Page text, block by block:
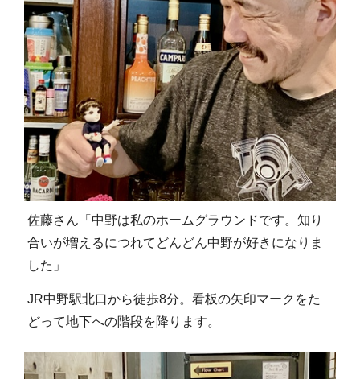
佐藤さん「中野は私のホームグラウンドです。知り
合いが増えるにつれてどんどん中野が好きになりま
した」
JR中野駅北口から徒歩8分。看板の矢印マークをた
どって地下への階段を降ります。